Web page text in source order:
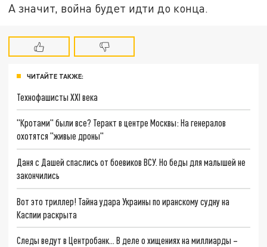
А значит, война будет идти до конца.
ЧИТАЙТЕ ТАКЖЕ:
Технофашисты XXI века
"Кротами" были все? Теракт в центре Москвы: На генералов
охотятся "живые дроны"
Даня с Дашей спаслись от боевиков ВСУ. Но беды для малышей не
закончились
Вот это триллер! Тайна удара Украины по иранскому судну на
Каспии раскрыта
Следы ведут в Центробанк… В деле о хищениях на миллиарды –